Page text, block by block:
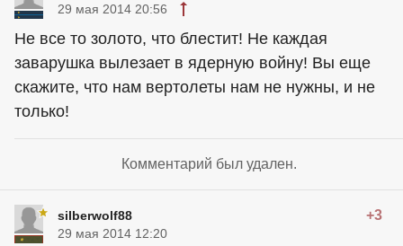
29 мая 2014 20:56
Не все то золото, что блестит! Не каждая
заварушка вылезает в ядерную войну! Вы еще
скажите, что нам вертолеты нам не нужны, и не
только!
Комментарий был удален.
silberwolf88 +3
29 мая 2014 12:20